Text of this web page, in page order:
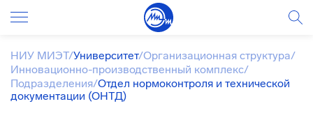
НИУ МИЭТ/Университет/Организационная структура/
Инновационно-производственный комплекс/
Подразделения/Отдел нормоконтроля и технической
документации (ОНТД)